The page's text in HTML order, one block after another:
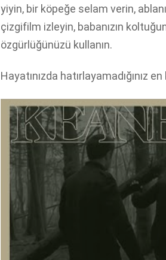
yiyin, bir köpeğe selam verin,
çizgifilm izleyin, babanızın
özgürlüğünüzü kullanın.
Hayatınızda hatırlayamadığınız